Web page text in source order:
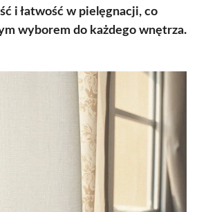
i łatwość w pielęgnacji, co
wyborem do każdego wnętrza.